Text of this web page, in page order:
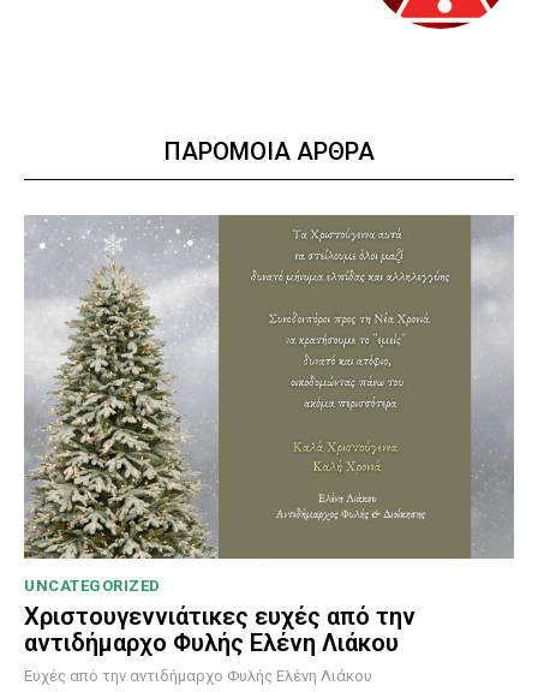
ΠΑΡΟΜΟΙΑ ΑΡΘΡΑ
UNCATEGORIZED
Χριστουγεννιάτικες ευχές από την
αντιδήμαρχο Φυλής Ελένη Λιάκου